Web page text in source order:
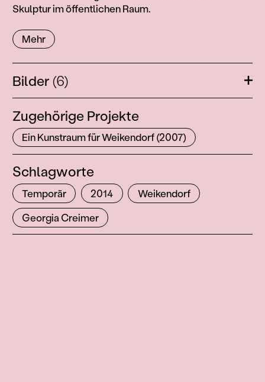
Skulptur im öffentlichen Raum.
Mehr
Bilder (6)
Zugehörige Projekte
Ein Kunstraum für Weikendorf (2007)
Schlagworte
Temporär 2014
Weikendorf
Georgia Creimer